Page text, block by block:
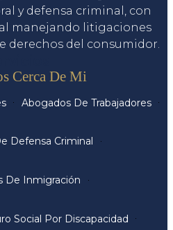
y defensa criminal, con
manejando litigaciones
derechos del consumidor.
Cerca De Mi
Abogados De Trabajadores
Defensa Criminal
De Inmigración
Social Por Discapacidad